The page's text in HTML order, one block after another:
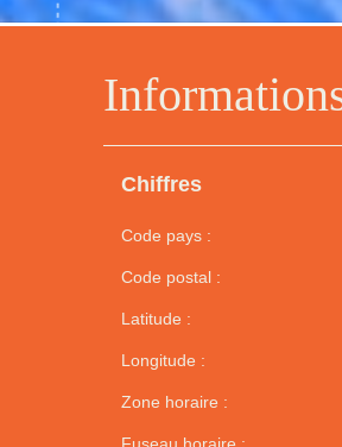
Chiffres
Code pays :
Code postal :
Latitude :
Longitude :
Zone horaire :